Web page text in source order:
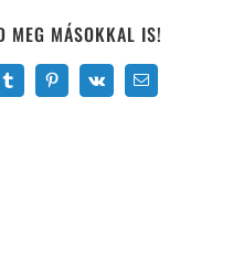
MEG MÁSOKKAL IS!
TumblrPinterest
Vk Email: